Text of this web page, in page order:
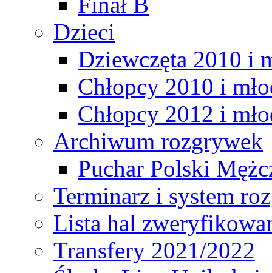
Dzieci
Dziewczęta 2010 i
Chłopcy 2010 i
Chłopcy 2012 i
Archiwum rozgrywek
Puchar Polski
Terminarz i system
Lista hal
Transfery 2021/2022